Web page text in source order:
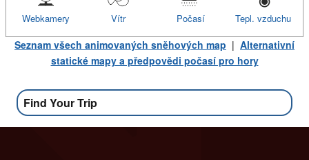
Tepl. vzduchu
Počasí
Vítr
Webkamery
Seznam všech animovaných sněhových map | Alternativní
statické mapy a předpovědi počasí pro hory
Find Your Trip